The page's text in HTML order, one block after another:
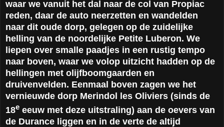
waar we vanuit het dal naar de col van Propiac
reden, daar de auto neerzetten en wandelden
naar dit oude dorp, gelegen op de zuidelijke
helling van de noordelijke Petite Luberon. We
liepen over smalle paadjes in een rustig tempo
naar boven, waar we volop uitzicht hadden op de
hellingen met olijfboomgaarden en
druivenvelden. Eenmaal boven zagen we het
vernieuwde dorp Merindol les Oliviers (sinds de
18e eeuw met deze uitstraling) aan de oevers van
de Durance liggen en in de verte de altijd